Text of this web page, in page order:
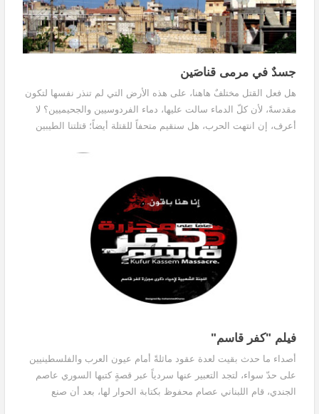
جسدٌ في مرمى قناصَين
هل فعل القتل مختلفٌ هاهنا، على هذه الأرض التي لم تنذر نفسها لتكون
مقدسةً، لأن كلّ الدماء سالت عليها، دماء الفردوسيين والجحيميين؟ لا
أعرف، إن انتهت الحرب، هل سنقيم متحفاً للقتلة أيضاً؛ قتلتنا الطيبين
فيلم "كفر قاسم"
أصداء ما حدث بقيت لعدة عقود ماثلةً أمام عيون العرب والفلسطينيين
على حدّ سواء، لتجد التعبير عنها سردياً عبر قصةٍ كتبها السوري عاصم
الجندي، قام اللبناني عصام محفوظ بكتابة الحوار لها، بعد أن صنع